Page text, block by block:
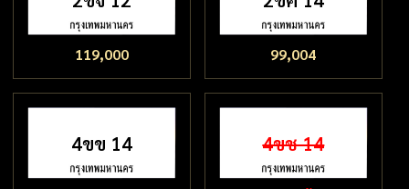
119,000 99,004
4ขข 14 4ขช 14